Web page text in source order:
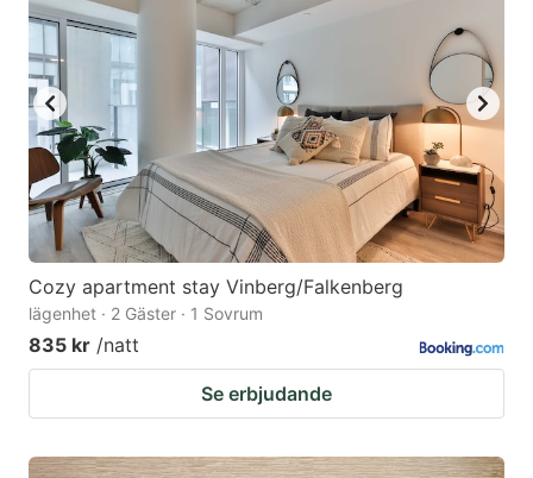
Cozy apartment stay Vinberg/Falkenberg
lägenhet · 2 Gäster · 1 Sovrum
835 kr /natt
Se erbjudande